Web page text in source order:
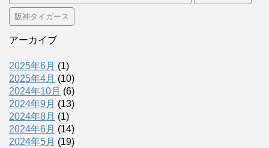
阪神タイガース
アーカイブ
2025年6月 (1)
2025年4月 (10)
2024年10月 (6)
2024年9月 (13)
2024年8月 (1)
2024年6月 (14)
2024年5月 (19)